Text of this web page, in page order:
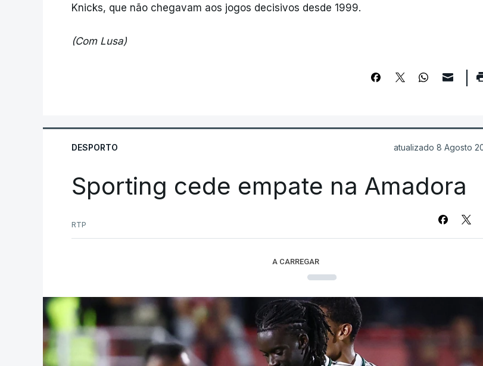
Knicks, que não chegavam aos jogos decisivos desde 1999.
(Com Lusa)
DESPORTO atualizado 8 Agosto
Sporting cede empate na Amadora
RTP
A CARREGAR